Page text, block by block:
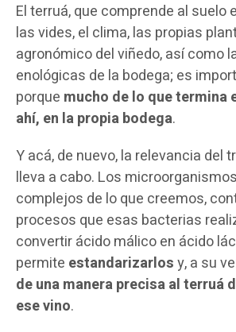
El terruá, que comprende al suelo
las vides, el clima, las propias
agronómico del viñedo, así como
enológicas de la bodega; es
porque mucho de lo que termina
ahí, en la propia bodega.
Y acá, de nuevo, la relevancia del
lleva a cabo. Los
complejos de lo que creemos,
procesos que esas bacterias
convertir ácido málico en ácido
permite estandarizarlosy, a su
de una manera precisa al terruá
ese vino.